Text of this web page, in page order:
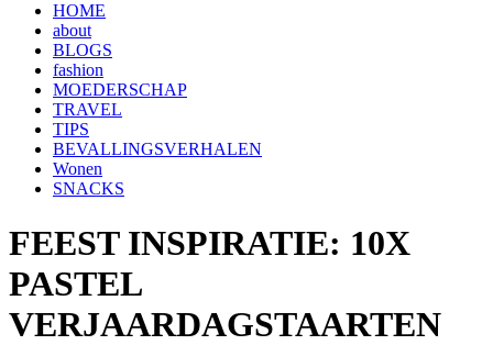
HOME
about
BLOGS
fashion
MOEDERSCHAP
TRAVEL
TIPS
BEVALLINGSVERHALEN
Wonen
SNACKS
FEEST INSPIRATIE: 10X
PASTEL
VERJAARDAGSTAARTEN